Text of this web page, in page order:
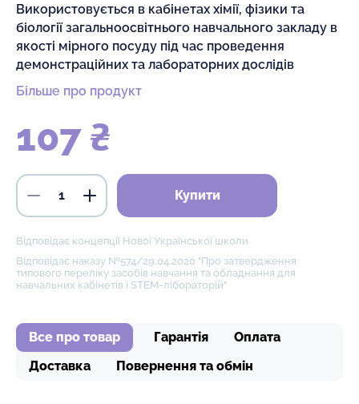
Використовується в кабінетах хімії, фізики та
біології загальноосвітнього навчального закладу в
якості мірного посуду під час проведення
демонстраційних та лабораторних дослідів
Більше про продукт
107 ₴
Купити
Відповідає концепції Нової Української школи
Відповідає наказу №574/29.04.2020 "Про затвердження
типового переліку засобів навчання та обладнання для
навчальних кабінетів і STEM-лібораторій"
Все про товар Гарантія
Оплата
Доставка
Повернення та обмін